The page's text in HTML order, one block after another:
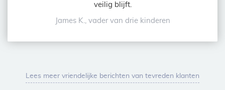
veilig blijft.
James K., vader van drie kinderen
Lees meer vriendelijke berichten van tevreden klanten